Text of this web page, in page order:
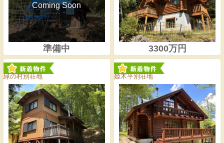
準備中 3300万円
緑の村別荘地 姫木平別荘地